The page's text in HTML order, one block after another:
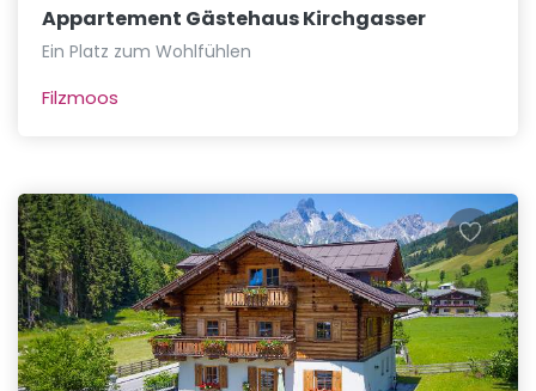
Appartement Gästehaus Kirchgasser
Ein Platz zum Wohlfühlen
Filzmoos